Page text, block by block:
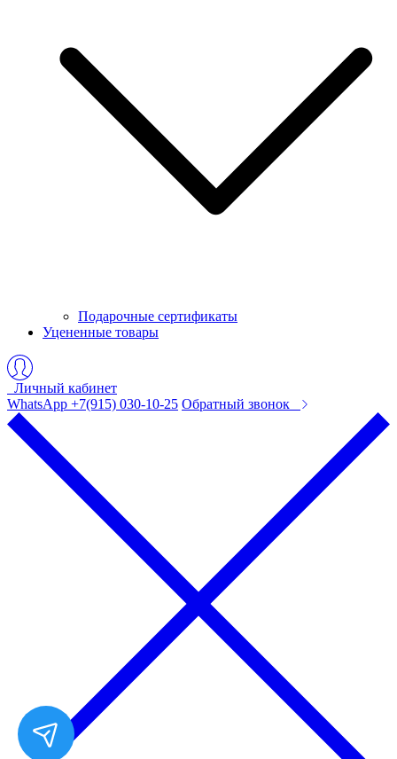
Подарочные сертификаты
Уцененные товары
Личный кабинет
WhatsApp +7(915) 030-10-25 Обратный звонок